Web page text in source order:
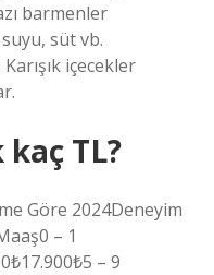
barmenler
süt vb.
içecekler
kaç TL?
Göre 2024Deneyim
– 1
– 9